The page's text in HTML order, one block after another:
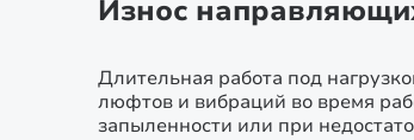
Износ
Длительная работа под
люфтов и вибраций во время
запыленности или при